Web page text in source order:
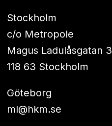
Stockholm
c/o Metropole
Magus Ladulåsgatan 3
118 63 Stockholm
Göteborg
ml@hkm.se